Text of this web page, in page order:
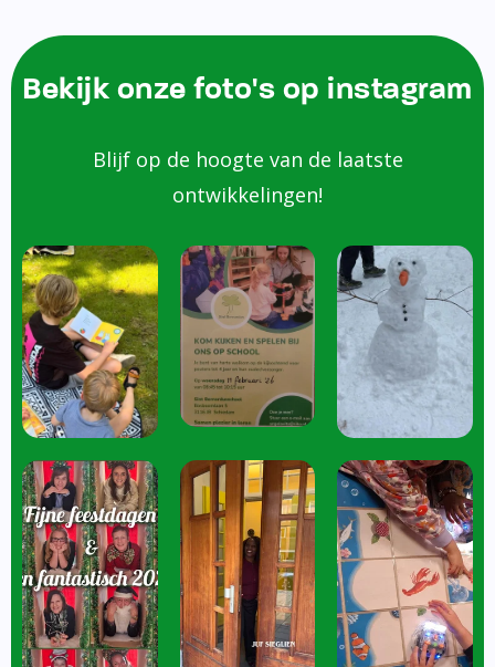
Bekijk onze foto's op instagram
Blijf op de hoogte van de laatste
ontwikkelingen!